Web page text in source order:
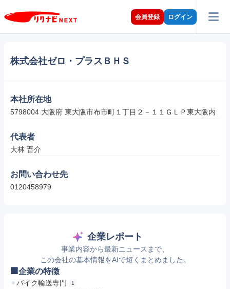
会員登録 ログイン
株式会社ゼロ・プラスＢＨＳ
本社所在地
5798004 大阪府 東大阪市布市町１丁目２－１１ＧＬＰ東大阪内
代表者
大林 晋介
お問い合わせ先
0120458979
企業レポート
事業内容から最新ニュースまで、
この会社の基本情報をAIで短くまとめました。
🏢企業の特徴
バイク輸送専門 1